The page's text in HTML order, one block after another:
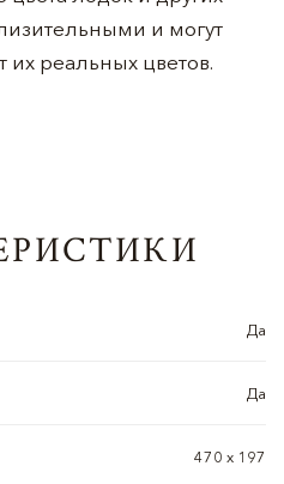
и могут
их реальных цветов.
Да
Да
470 х 197